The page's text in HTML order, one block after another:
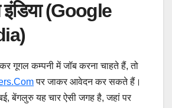
(Google
गूगल कम्पनी में जॉब करना चाहते हैं, तो
पर जाकर आवेदन कर सकते हैं।
बेंगलुरु यह चार ऐसी जगह है, जहां पर